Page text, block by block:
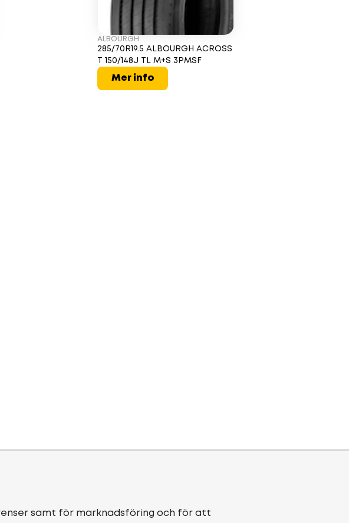
ALBOURGH
285/70R19.5 ALBOURGH ACROSS
T 150/148J TL M+S 3PMSF
Mer info
samt för marknadsföring och för att